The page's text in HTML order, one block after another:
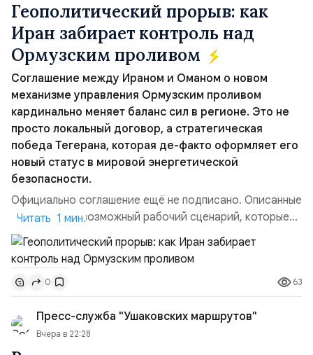
Геополитический прорыв: как
Иран забирает контроль над
Ормузским проливом
Соглашение между Ираном и Оманом о новом
механизме управления Ормузским проливом
кардинально меняет баланс сил в регионе. Это не
просто локальный договор, а стратегическая
победа Тегерана, которая де-факто оформляет его
новый статус в мировой энергетической
безопасности.
Официально соглашение ещё не подписано. Описанные
пункты — это возможный рабочий сценарий, которые
скорее всего будут реализованы.Разбираем ключевые
тезисы и последствия этого соглашения:. 1. Новые
доли контроля (75 на 25). Было: Ранее Иран и Оман
контролировали пролив на паритетных началах —
50/50. Стало: Новое соглашение закрепляет за
Ираном...
Читать 1 мин.
0 63
Пресс-служба "Ушаковских маршрутов"
Вчера в 22:28